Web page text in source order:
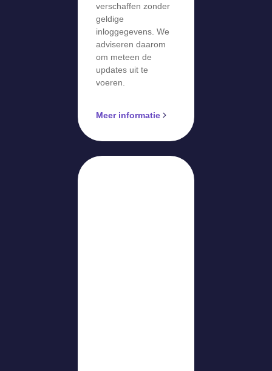
verschaffen zonder
geldige
inloggegevens. We
adviseren daarom
om meteen de
updates uit te
voeren.
Meer informatie